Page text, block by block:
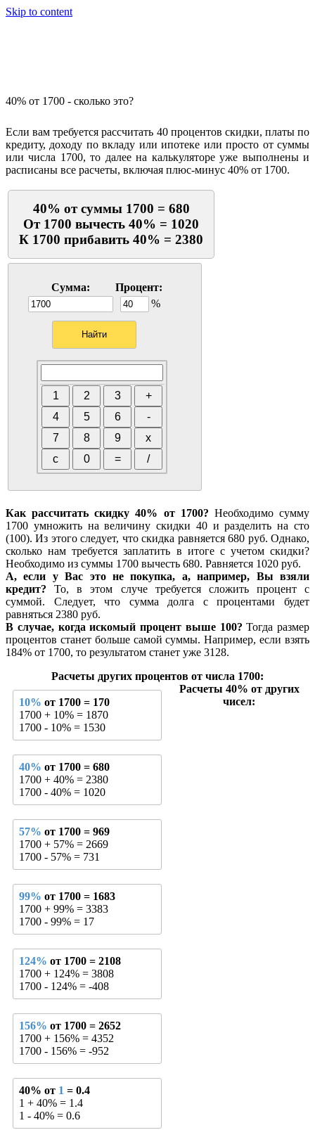
Skip to content
40% от 1700 - сколько это?
Если вам требуется рассчитать 40 процентов скидки, платы по
кредиту, доходу по вкладу или ипотеке или просто от суммы
или числа 1700, то далее на калькуляторе уже выполнены и
расписаны все расчеты, включая плюс-минус 40% от 1700.
40% от суммы 1700 = 680
От 1700 вычесть 40% = 1020
К 1700 прибавить 40% = 2380
Сумма:
Процент:
%
Как рассчитать скидку 40% от 1700? Необходимо сумму
1700 умножить на величину скидки 40 и разделить на сто
(100). Из этого следует, что скидка равняется 680 руб. Однако,
сколько нам требуется заплатить в итоге с учетом скидки?
Необходимо из суммы 1700 вычесть 680. Равняется 1020 руб.
А, если у Вас это не покупка, а, например, Вы взяли
кредит? То, в этом случе требуется сложить процент с
суммой. Следует, что сумма долга с процентами будет
равняться 2380 руб.
В случае, когда искомый процент выше 100? Тогда размер
процентов станет больше самой суммы. Например, если взять
184% от 1700, то результатом станет уже 3128.
Расчеты других процентов от числа 1700:
10% от 1700 = 170
1700 + 10% = 1870
1700 - 10% = 1530
40% от 1700 = 680
1700 + 40% = 2380
1700 - 40% = 1020
57% от 1700 = 969
1700 + 57% = 2669
1700 - 57% = 731
99% от 1700 = 1683
1700 + 99% = 3383
1700 - 99% = 17
124% от 1700 = 2108
1700 + 124% = 3808
1700 - 124% = -408
156% от 1700 = 2652
1700 + 156% = 4352
1700 - 156% = -952
Расчеты 40% от других
чисел:
40% от 1 = 0.4
1 + 40% = 1.4
1 - 40% = 0.6